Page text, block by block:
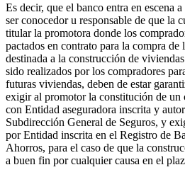
Es decir, que el banco entra en escena
ser conocedor u responsable de que la
titular la promotora donde los
pactados en contrato para la compra
destinada a la construcción de
sido realizados por los compradores
futuras viviendas, deben de estar
exigir al promotor la constitución de un
con Entidad aseguradora inscrita y
Subdirección General de Seguros, y
por Entidad inscrita en el Registro de
Ahorros, para el caso de que la
a buen fin por cualquier causa en el